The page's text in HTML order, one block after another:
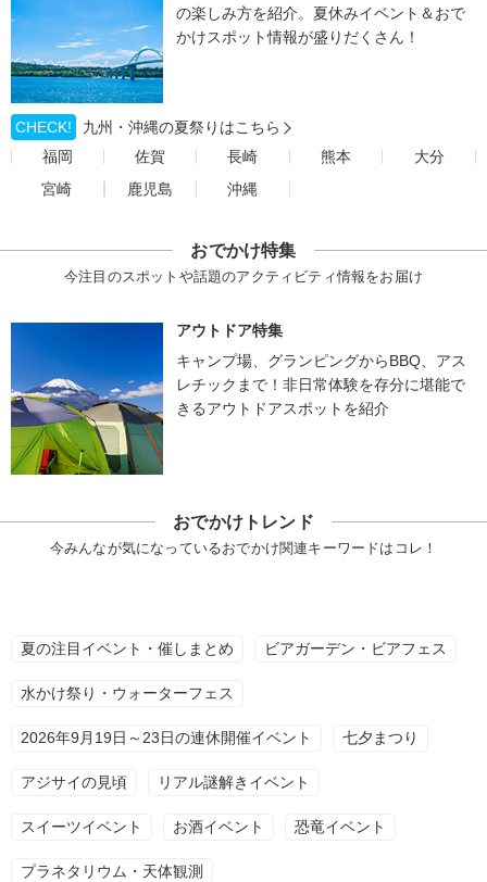
の楽しみ方を紹介。夏休みイベント＆おで
かけスポット情報が盛りだくさん！
CHECK!
九州・沖縄の夏祭りはこちら
福岡
佐賀 長崎 熊本
大分
宮崎
鹿児島 沖縄
おでかけ特集
今注目のスポットや話題のアクティビティ情報をお届け
アウトドア特集
キャンプ場、グランピングからBBQ、アス
レチックまで！非日常体験を存分に堪能で
きるアウトドアスポットを紹介
おでかけトレンド
今みんなが気になっているおでかけ関連キーワードはコレ！
夏の注目イベント・催しまとめ ビアガーデン・ビアフェス
水かけ祭り・ウォーターフェス
2026年9月19日～23日の連休開催イベント 七夕まつり
アジサイの見頃 リアル謎解きイベント
スイーツイベント お酒イベント 恐竜イベント
プラネタリウム・天体観測